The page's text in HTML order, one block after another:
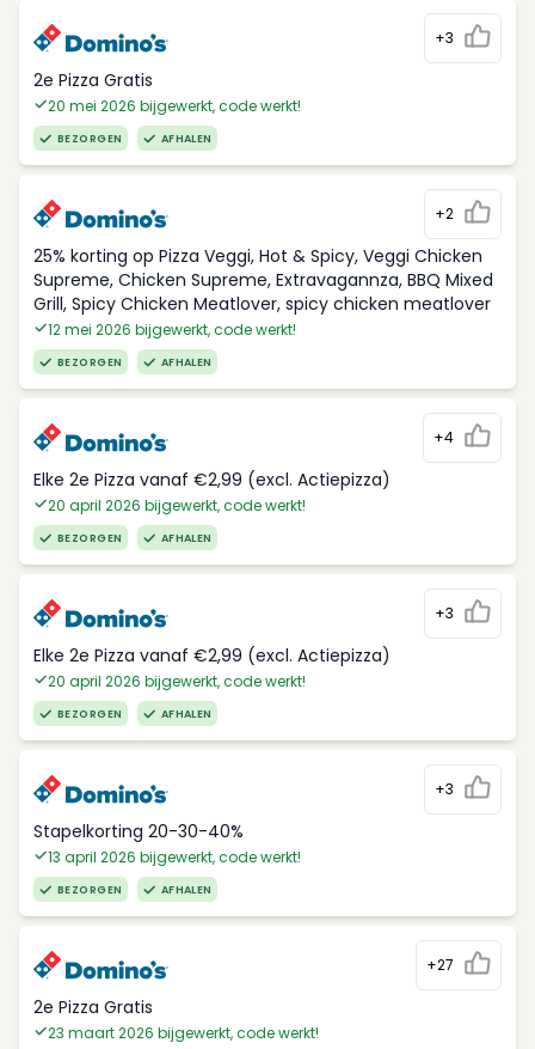
+3
2e Pizza Gratis
20 mei 2026 bijgewerkt, code werkt!
BEZORGEN AFHALEN
+2
25% korting op Pizza Veggi, Hot & Spicy, Veggi Chicken
Supreme, Chicken Supreme, Extravagannza, BBQ Mixed
Grill, Spicy Chicken Meatlover, spicy chicken meatlover
12 mei 2026 bijgewerkt, code werkt!
BEZORGEN AFHALEN
+4
Elke 2e Pizza vanaf €2,99 (excl. Actiepizza)
20 april 2026 bijgewerkt, code werkt!
BEZORGEN AFHALEN
+3
Elke 2e Pizza vanaf €2,99 (excl. Actiepizza)
20 april 2026 bijgewerkt, code werkt!
BEZORGEN AFHALEN
+3
Stapelkorting 20-30-40%
13 april 2026 bijgewerkt, code werkt!
BEZORGEN AFHALEN
+27
2e Pizza Gratis
23 maart 2026 bijgewerkt, code werkt!